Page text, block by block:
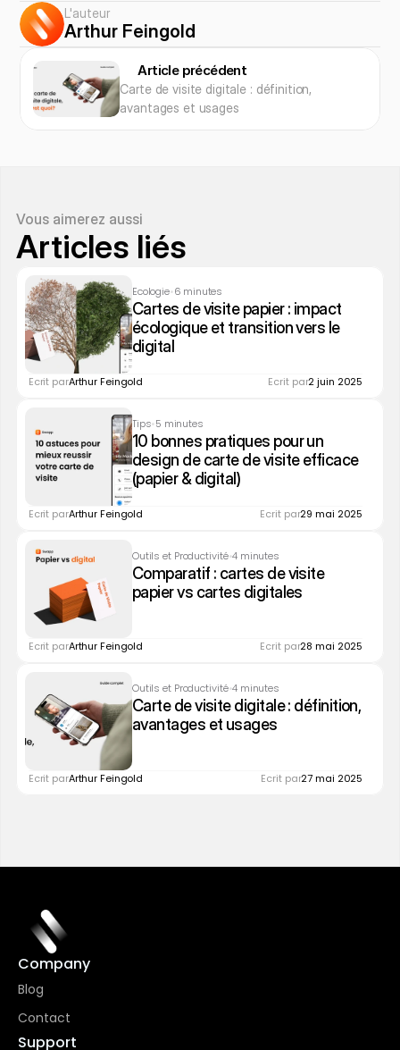
L'auteur
Arthur Feingold
Article précédent
Carte de visite digitale : définition,
avantages et usages
Vous aimerez aussi
Articles liés
Ecologie•6 minutes
Cartes de visite papier : impact
écologique et transition vers le
digital
Ecrit parArthur Feingold Ecrit par2 juin 2025
Tips•5 minutes
10 bonnes pratiques pour un
design de carte de visite efficace
(papier & digital)
Ecrit parArthur Feingold Ecrit par29 mai 2025
Outils et Productivité•4 minutes
Comparatif : cartes de visite
papier vs cartes digitales
Ecrit parArthur Feingold Ecrit par28 mai 2025
Outils et Productivité•4 minutes
Carte de visite digitale : définition,
avantages et usages
Ecrit parArthur Feingold Ecrit par27 mai 2025
Company
Blog
Contact
Support